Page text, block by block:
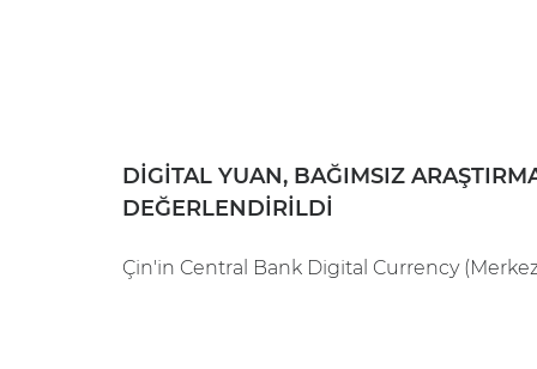
DIGITAL YUAN, BAĞIMSIZ
DEĞERLENDIRILDI
Çin'in Central Bank Digital Currency